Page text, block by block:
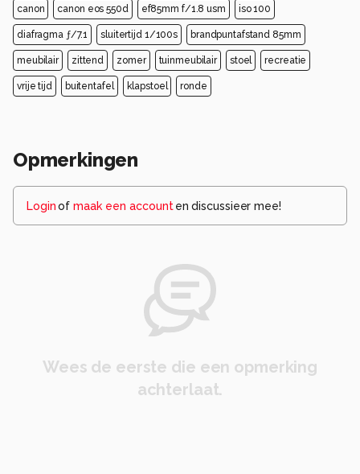
canon canon eos 550d ef85mm f/1.8 usm iso 100
diafragma ƒ/7.1 sluitertijd 1/100s brandpuntafstand 85mm
meubilair zittend zomer tuinmeubilair stoel recreatie
vrije tijd buitentafel klapstoel ronde
Opmerkingen
Loginof maak een account en discussieer mee!
Wees de eerste die een opmerking
achterlaat.